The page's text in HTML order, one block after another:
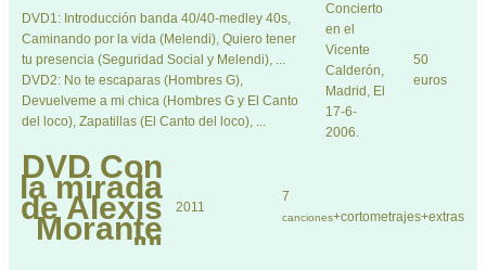
DVD1: Introducción banda 40/40-medley 40s,
Caminando por la vida (Melendi), Quiero tener
tu presencia (Seguridad Social y Melendi), ...
DVD2: No te escaparas (Hombres G),
Devuelveme a mi chica (Hombres G y El Canto
del loco), Zapatillas (El Canto del loco), ...
Concierto
en el
Vicente
Calderón,
Madrid, El
17-6-
2006.
50
euros
DVD Con
la mirada
de Alexis
Morante
""
2011
7
canciones+cortometrajes+extras